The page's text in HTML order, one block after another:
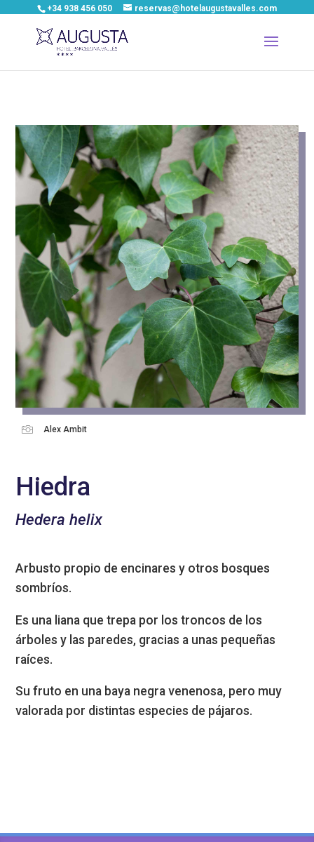
+34 938 456 050 reservas@hotelaugustavalles.com
 Alex Ambit
Hiedra
Hedera helix
Arbusto propio de encinares y otros bosques
sombríos.
Es una liana que trepa por los troncos de los
árboles y las paredes, gracias a unas pequeñas
raíces.
Su fruto en una baya negra venenosa, pero muy
valorada por distintas especies de pájaros.